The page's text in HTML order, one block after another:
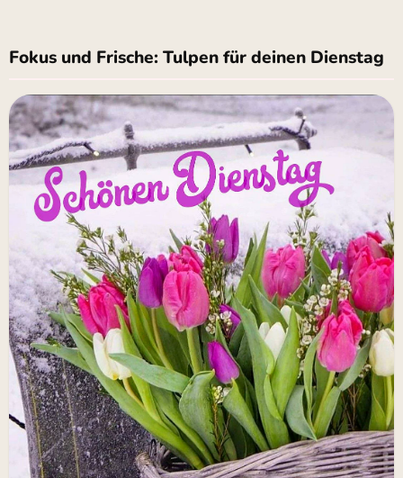
Fokus und Frische: Tulpen für deinen Dienstag